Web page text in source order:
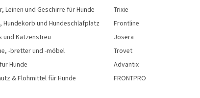
und 150 mg Febantel
(1 Tablette pro 35 kg
Leinen und Geschirre für Hunde
Hundekorb und Hundeschlafplatz
und Katzenstreu
-bretter und -möbel
Hunde
& Flohmittel für Hunde
Trixie
Frontline
Josera
Trovet
Advantix
FRONTPRO